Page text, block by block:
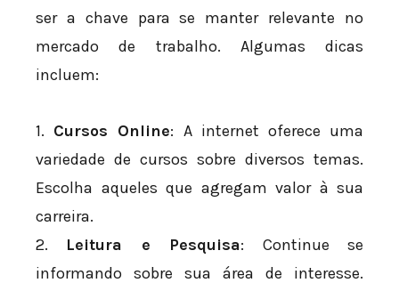
ser a chave para se manter relevante no
mercado de trabalho. Algumas dicas
incluem:
1. Cursos Online: A internet oferece uma
variedade de cursos sobre diversos temas.
Escolha aqueles que agregam valor à sua
carreira.
2. Leitura e Pesquisa: Continue se
informando sobre sua área de interesse.